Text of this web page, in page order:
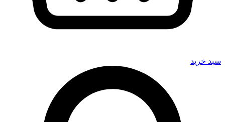
سبد خرید